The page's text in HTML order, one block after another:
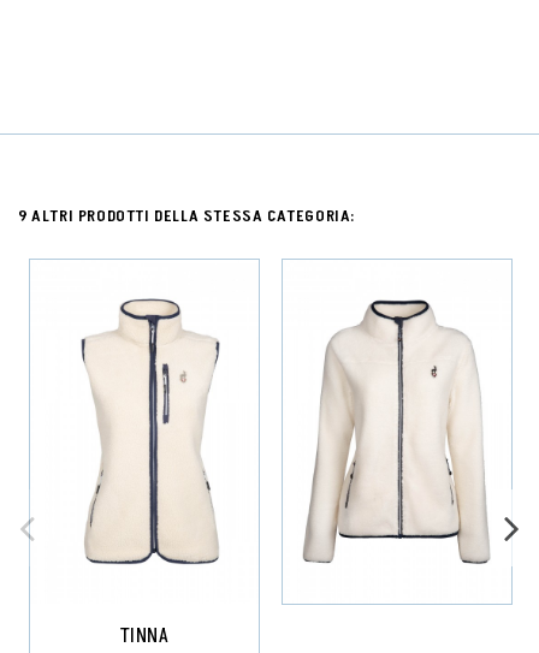
9 ALTRI PRODOTTI DELLA STESSA CATEGORIA:
TINNA